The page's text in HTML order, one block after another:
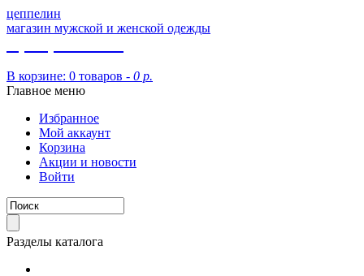
цеппелин
магазин мужской и женской одежды
В корзине: 0 товаров - 0 р.
Главное меню
Избранное
Мой аккаунт
Корзина
Акции и новости
Войти
Разделы каталога